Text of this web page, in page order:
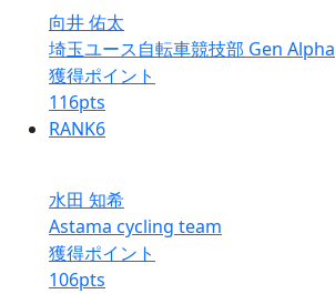
向井 佑太
埼玉ユース自転車競技部 Gen Alpha
獲得ポイント
116pts
RANK6
水田 知希
Astama cycling team
獲得ポイント
106pts